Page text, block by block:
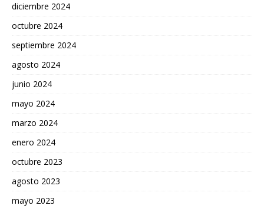
diciembre 2024
octubre 2024
septiembre 2024
agosto 2024
junio 2024
mayo 2024
marzo 2024
enero 2024
octubre 2023
agosto 2023
mayo 2023